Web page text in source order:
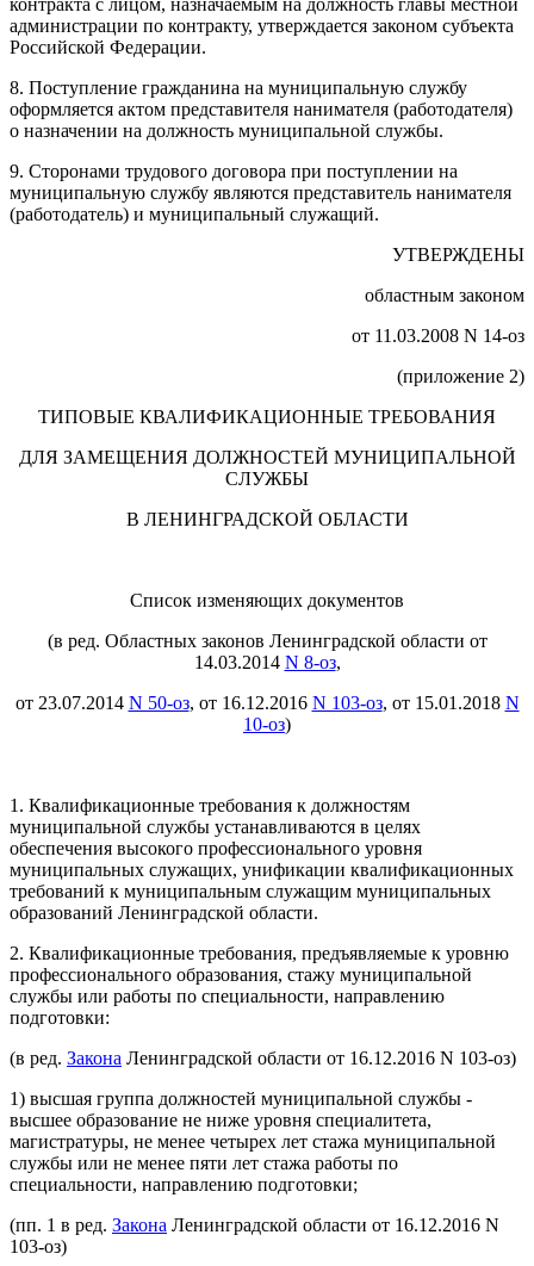
администрации по контракту, утверждается законом субъекта
Российской Федерации.
8. Поступление гражданина на муниципальную службу
оформляется актом представителя нанимателя (работодателя)
о назначении на должность муниципальной службы.
9. Сторонами трудового договора при поступлении на
муниципальную службу являются представитель нанимателя
(работодатель) и муниципальный служащий.
УТВЕРЖДЕНЫ
областным законом
от 11.03.2008 N 14-оз
(приложение 2)
ТИПОВЫЕ КВАЛИФИКАЦИОННЫЕ ТРЕБОВАНИЯ
ДЛЯ ЗАМЕЩЕНИЯ ДОЛЖНОСТЕЙ МУНИЦИПАЛЬНОЙ
СЛУЖБЫ
В ЛЕНИНГРАДСКОЙ ОБЛАСТИ
Список изменяющих документов
(в ред. Областных законов Ленинградской области от
14.03.2014 N 8-оз,
от 23.07.2014 N 50-оз, от 16.12.2016 N 103-оз, от 15.01.2018 N
10-оз)
1. Квалификационные требования к должностям
муниципальной службы устанавливаются в целях
обеспечения высокого профессионального уровня
муниципальных служащих, унификации квалификационных
требований к муниципальным служащим муниципальных
образований Ленинградской области.
2. Квалификационные требования, предъявляемые к уровню
профессионального образования, стажу муниципальной
службы или работы по специальности, направлению
подготовки:
(в ред. Закона Ленинградской области от 16.12.2016 N 103-оз)
1) высшая группа должностей муниципальной службы -
высшее образование не ниже уровня специалитета,
магистратуры, не менее четырех лет стажа муниципальной
службы или не менее пяти лет стажа работы по
специальности, направлению подготовки;
(пп. 1 в ред. Закона Ленинградской области от 16.12.2016 N
103-оз)